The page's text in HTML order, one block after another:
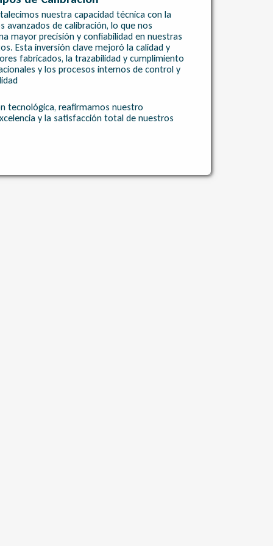
nuestra capacidad técnica con la
avanzados de calibración, lo que nos
mayor precisión y confiabilidad en nuestras
Esta inversión clave mejoró la calidad y
fabricados, la trazabilidad y cumplimiento
y los procesos internos de control y
tecnológica, reafirmamos nuestro
y la satisfacción total de nuestros